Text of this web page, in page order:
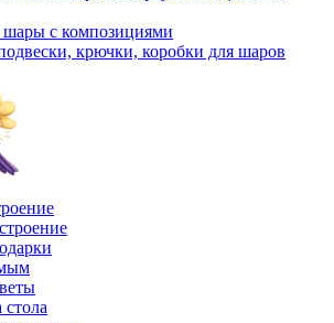
с композициями
крючки, коробки для шаров